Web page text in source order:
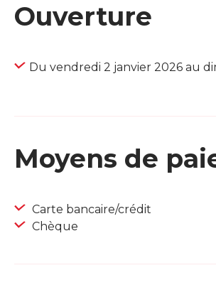
Ouverture
Du vendredi 2 janvier 2026 au
Moyens de
Carte bancaire/crédit
Chèque